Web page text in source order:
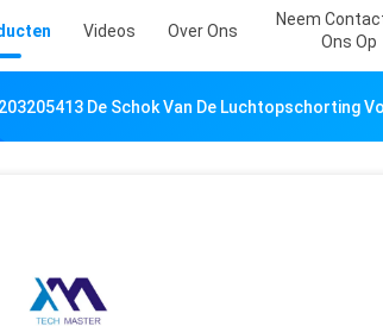
Videos Over Ons
Neem
Ons Op
De Schok Van De Luchtopschorting